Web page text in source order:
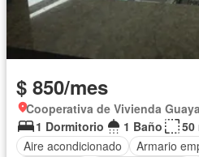
$ 850/mes
Cooperativa de Vivienda
1 Dormitorio
1 Baño
50
Aire acondicionado
Armario